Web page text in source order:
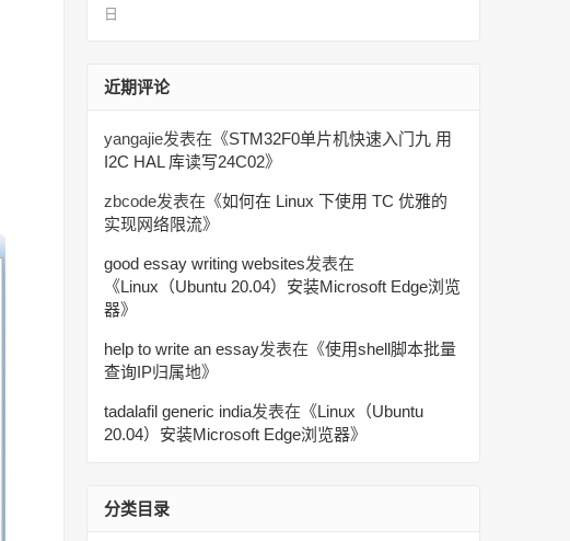
日
近期评论
yangajie发表在《STM32F0单片机快速入门九 用
I2C HAL 库读写24C02》
zbcode发表在《如何在 Linux 下使用 TC 优雅的
实现网络限流》
good essay writing websites发表在
《Linux（Ubuntu 20.04）安装Microsoft Edge浏览
器》
help to write an essay发表在《使用shell脚本批量
查询IP归属地》
tadalafil generic india发表在《Linux（Ubuntu
20.04）安装Microsoft Edge浏览器》
分类目录